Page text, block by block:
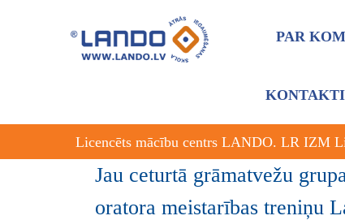
PAR
KONTAKTI
Licencēts mācību centrs LANDO. LR IZM
Jau ceturtā grāmatvežu
oratora meistarības treniņu